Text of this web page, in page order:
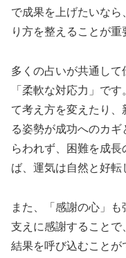
で成果を上げたいな
り方を整えることが重
多くの占いが共通して
「柔軟な対応力」で
て考え方を変えたり
る姿勢が成功へのカ
らわれず、困難を成
ば、運気は自然と好転
また、「感謝の心」
支えに感謝すること
結果を呼び込むこと